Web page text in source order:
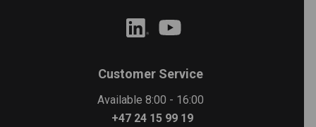
Customer Service
Available 8:00 - 16:00
+47 24 15 99 19